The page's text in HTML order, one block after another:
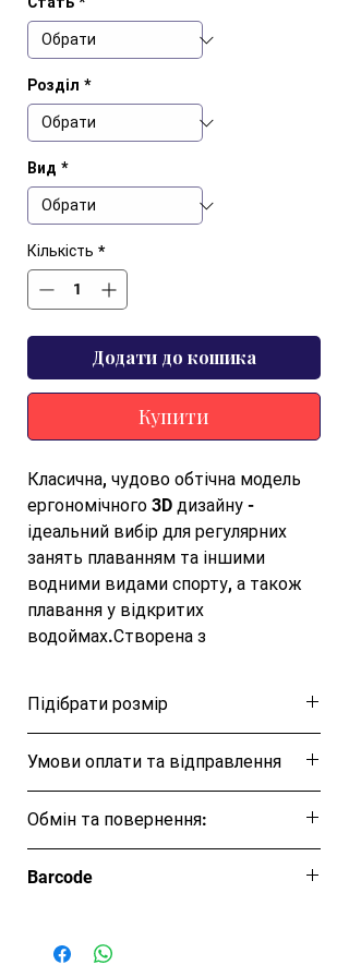
Розділ *
Вид *
Кількість *
Додати до кошика
Купити
Класична, чудово обтічна модель
ергономічного 3D дизайну -
ідеальний вибір для регулярних
занять плаванням та іншими
водними видами спорту, а також
плавання у відкритих
водоймах.Створена з
завдяки чому створює оптимально
обтічний контур у воді і забезпечує
прекрасний захист волосся від
шкідливого впливу хлору в
басейні.Прекрасно продумана
форма забезпечить ідеальне
облягання та максимальний
велика різноманітність кольорів
Підібрати розмір
Умови оплати та відправлення
робочих днів
Обмін та повернення:
14 днів
Barcode